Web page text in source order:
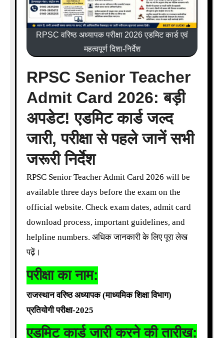
RPSC वरिष्ठ अध्यापक परीक्षा 2026 एडमिट कार्ड एवं
महत्वपूर्ण दिशा-निर्देश
RPSC Senior Teacher
Admit Card 2026: बड़ी
अपडेट! एडमिट कार्ड जल्द
जारी, परीक्षा से पहले जानें सभी
जरूरी निर्देश
RPSC Senior Teacher Admit Card 2026 will be
available three days before the exam on the
official website. Check exam dates, admit card
download process, important guidelines, and
helpline numbers. अधिक जानकारी के लिए पूरा लेख
पढ़ें।
परीक्षा का नाम:
राजस्थान वरिष्ठ अध्यापक (माध्यमिक शिक्षा विभाग)
प्रतियोगी परीक्षा-2025
एडमिट कार्ड जारी करने की तारीख: